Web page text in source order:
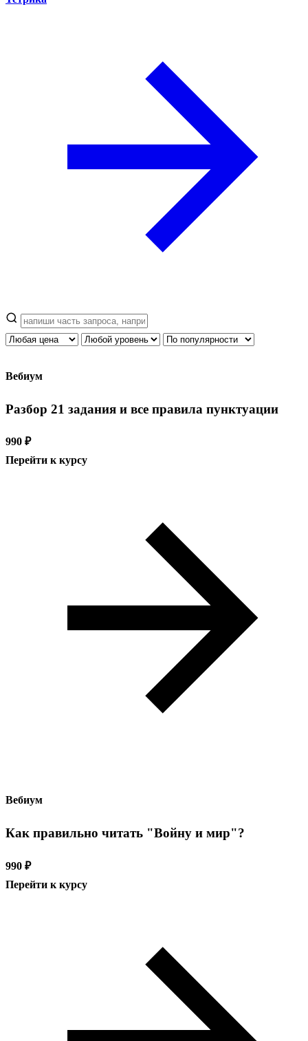
Вебиум
Разбор 21 задания и все правила пунктуации
990 ₽
Перейти к курсу
Вебиум
Как правильно читать "Войну и мир"?
990 ₽
Перейти к курсу